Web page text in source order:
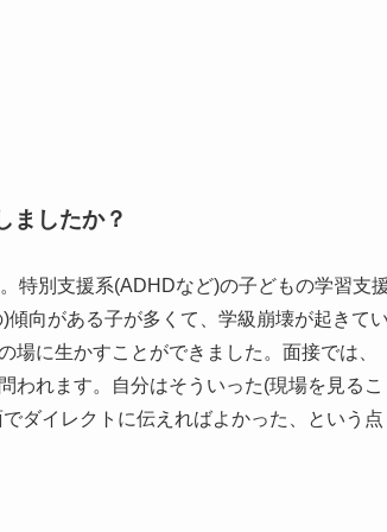
ましたか？
特別支援系(ADHDなど)の子どもの学習支
向がある子が多くて、学級崩壊が起きて
に生かすことができました。面接では、
われます。自分はそういった(現場を見るこ
ダイレクトに伝えればよかった、という点